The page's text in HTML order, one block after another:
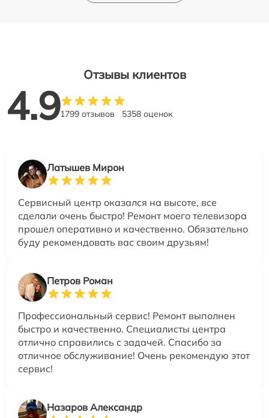
Отзывы клиентов
4.91799 отзывов 5358 оценок
Латышев Мирон
Сервисный центр оказался на высоте, все
сделали очень быстро! Ремонт моего телевизора
прошел оперативно и качественно. Обязательно
буду рекомендовать вас своим друзьям!
Петров Роман
Профессиональный сервис! Ремонт выполнен
быстро и качественно. Специалисты центра
отлично справились с задачей. Спасибо за
отличное обслуживание! Очень рекомендую этот
сервис!
Назаров Александр